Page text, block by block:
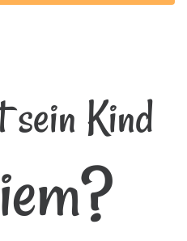
sein Kind